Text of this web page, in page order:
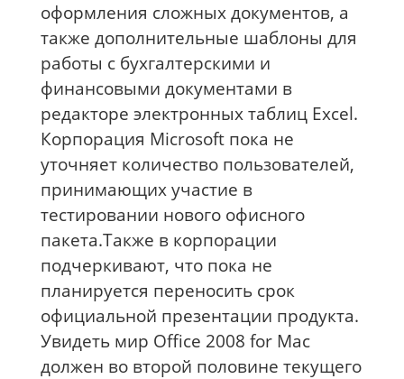
оформления сложных документов, а
также дополнительные шаблоны для
работы с бухгалтерскими и
финансовыми документами в
редакторе электронных таблиц Excel.
Корпорация Microsoft пока не
уточняет количество пользователей,
принимающих участие в
тестировании нового офисного
пакета.Также в корпорации
подчеркивают, что пока не
планируется переносить срок
официальной презентации продукта.
Увидеть мир Office 2008 for Mac
должен во второй половине текущего